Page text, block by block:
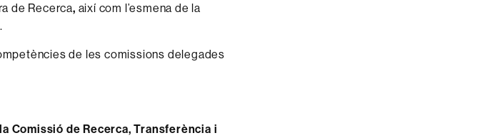
de Recerca, així com l’esmena de la
de les comissions delegades
Comissió de Recerca, Transferència i